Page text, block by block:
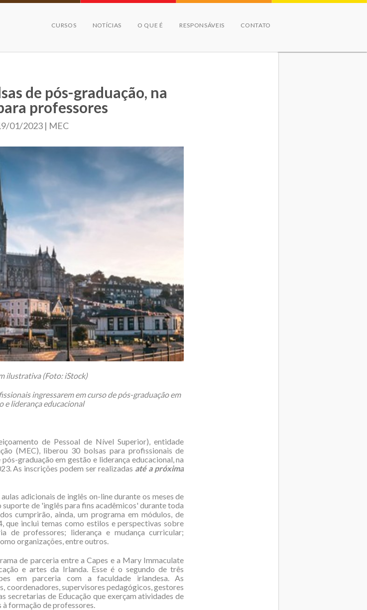
CURSOS NOTÍCIAS O QUE É RESPONSÁVEIS CONTATO
de pós-graduação, na
professores
01/2023 | MEC
ilustrativa (Foto: iStock)
ingressarem em curso de pós-graduação em
e liderança educacional
de Pessoal de Nível Superior), entidade
(MEC), liberou 30 bolsas para profissionais de
graduação em gestão e liderança educacional, na
As inscrições podem ser realizadas até a próxima
adicionais de inglês on-line durante os meses de
suporte de 'inglês para fins acadêmicos' durante toda
cumprirão, ainda, um programa em módulos, de
que inclui temas como estilos e perspectivas sobre
de professores; liderança e mudança curricular;
organizações, entre outros.
de parceria entre a Capes e a Mary Immaculate
e artes da Irlanda. Esse é o segundo de três
em parceria com a faculdade irlandesa. As
coordenadores, supervisores pedagógicos, gestores
secretarias de Educação que exerçam atividades de
formação de professores.